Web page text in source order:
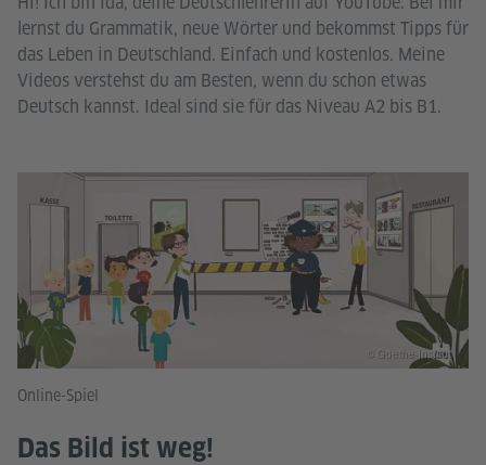
lernst du Grammatik, neue Wörter und bekommst Tipps für
das Leben in Deutschland. Einfach und kostenlos. Meine
Videos verstehst du am Besten, wenn du schon etwas
Deutsch kannst. Ideal sind sie für das Niveau A2 bis B1.
Online-Spiel
Das Bild ist weg!
© Goethe-Institut